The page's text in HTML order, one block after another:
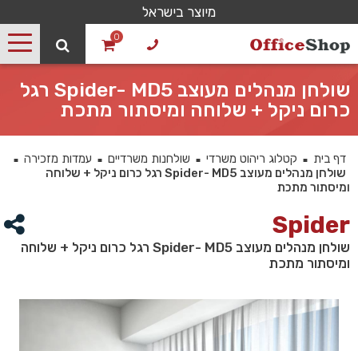
מיוצר בישראל
0
שולחן מנהלים מעוצב Spider- MD5 רגל
כרום ניקל + שלוחה ומיסתור מתכת
דף בית ■ קטלוג ריהוט משרדי ■ שולחנות משרדיים ■ עמדות מזכירה ■
שולחן מנהלים מעוצב Spider- MD5 רגל כרום ניקל + שלוחה
ומיסתור מתכת
Spider
שולחן מנהלים מעוצב Spider- MD5 רגל כרום ניקל + שלוחה
ומיסתור מתכת